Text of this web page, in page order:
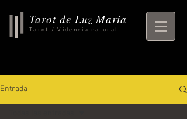
Tarot de Luz María
Tarot / Videncia natural
Entrada